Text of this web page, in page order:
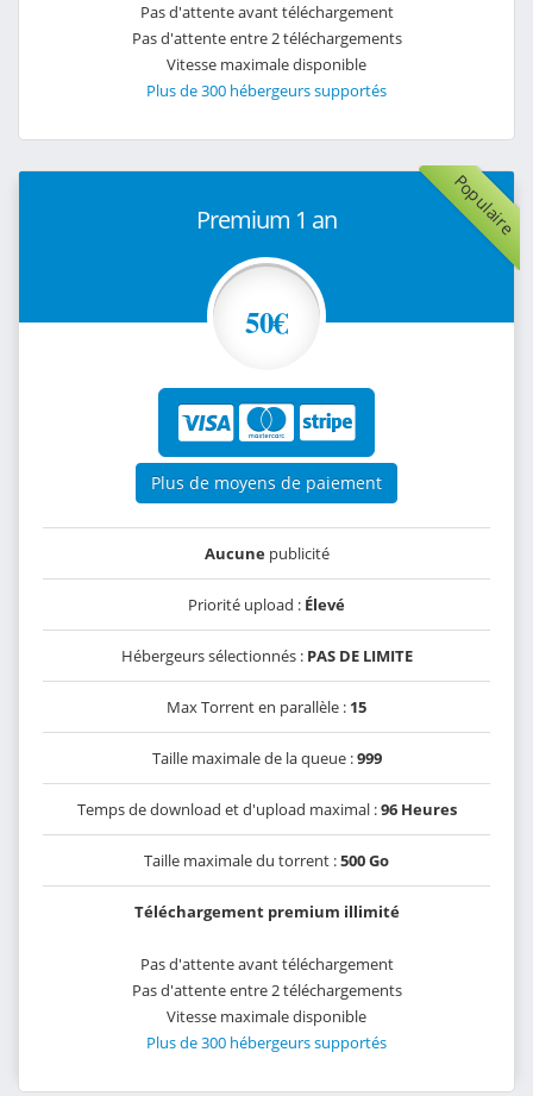
Pas d'attente avant téléchargement
Pas d'attente entre 2 téléchargements
Vitesse maximale disponible
Plus de 300 hébergeurs supportés
Populaire
Premium 1 an
50€
Plus de moyens de paiement
Aucunepublicité
Priorité upload : Élevé
Hébergeurs sélectionnés : PAS DE LIMITE
Max Torrent en parallèle : 15
Taille maximale de la queue :999
Temps de download et d'upload maximal :96 Heures
Taille maximale du torrent :500 Go
Téléchargement premium illimité
Pas d'attente avant téléchargement
Pas d'attente entre 2 téléchargements
Vitesse maximale disponible
Plus de 300 hébergeurs supportés